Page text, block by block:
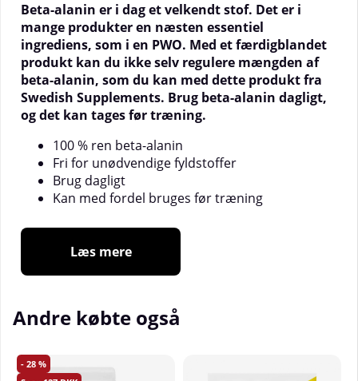
Beta-alanin er i dag et velkendt stof. Det er i
mange produkter en næsten essentiel
ingrediens, som i en PWO. Med et færdigblandet
produkt kan du ikke selv regulere mængden af
beta-alanin, som du kan med dette produkt fra
Swedish Supplements. Brug beta-alanin dagligt,
og det kan tages før træning.
100 % ren beta-alanin
Fri for unødvendige fyldstoffer
Brug dagligt
Kan med fordel bruges før træning
Beta-Alanin er ikke en ny opdagelse. Allerede i
kort efter blev det opdaget, hvad der udgør denne
taget tid indtil moderne tid, før forståelsen af
musklernes biokemiske processer førte til, at beta-
alanin begyndte at blive solgt som kosttilskud, og
siden det blev introduceret, er dette stof kun blevet
Læs mere
Andre købte også
28